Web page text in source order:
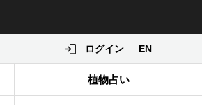
ログイン EN
植物占い